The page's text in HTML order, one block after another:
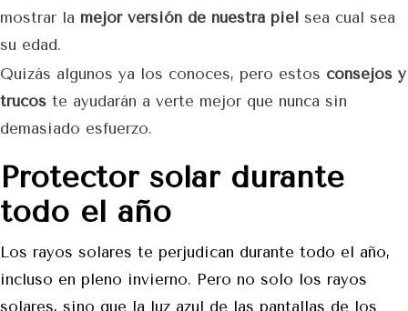
mostrar la mejor versión de nuestra piel sea cual sea
su edad.
Quizás algunos ya los conoces, pero estos consejos y
trucos te ayudarán a verte mejor que nunca sin
demasiado esfuerzo.
Protector solar durante
todo el año
Los rayos solares te perjudican durante todo el año,
incluso en pleno invierno. Pero no solo los rayos
solares, sino que la luz azul de las pantallas de los